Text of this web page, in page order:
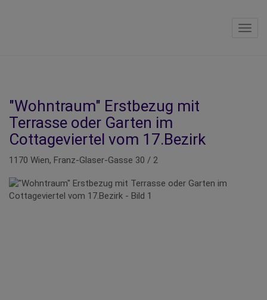
"Wohntraum" Erstbezug mit
Terrasse oder Garten im
Cottageviertel vom 17.Bezirk
1170 Wien, Franz-Glaser-Gasse 30 / 2